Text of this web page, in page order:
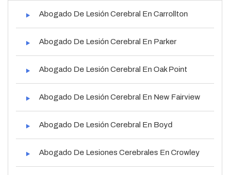
Abogado De Lesión Cerebral En Carrollton
Abogado De Lesión Cerebral En Parker
Abogado De Lesión Cerebral En Oak Point
Abogado De Lesión Cerebral En New Fairview
Abogado De Lesión Cerebral En Boyd
Abogado De Lesiones Cerebrales En Crowley